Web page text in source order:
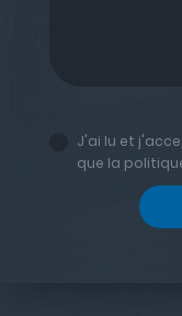
J'ai lu et
que la